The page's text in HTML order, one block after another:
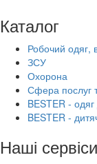
Каталог
Робочий одяг,
ЗСУ
Охорона
Сфера послуг
BESTER -
BESTER -
Наші сервіси